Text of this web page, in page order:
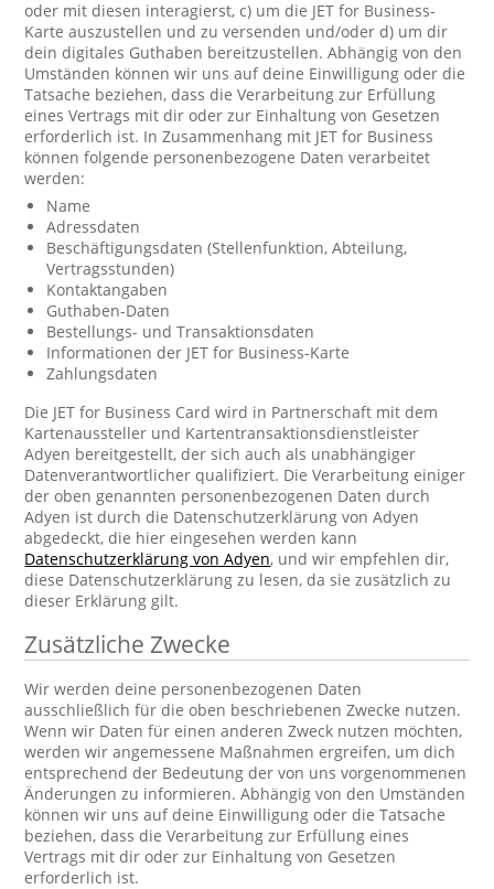
oder mit diesen interagierst, c) um die JET for Business-
Karte auszustellen und zu versenden und/oder d) um dir
dein digitales Guthaben bereitzustellen. Abhängig von den
Umständen können wir uns auf deine Einwilligung oder die
Tatsache beziehen, dass die Verarbeitung zur Erfüllung
eines Vertrags mit dir oder zur Einhaltung von Gesetzen
erforderlich ist. In Zusammenhang mit JET for Business
können folgende personenbezogene Daten verarbeitet
werden:
Name
Adressdaten
Beschäftigungsdaten (Stellenfunktion, Abteilung,
Vertragsstunden)
Kontaktangaben
Guthaben-Daten
Bestellungs- und Transaktionsdaten
Informationen der JET for Business-Karte
Zahlungsdaten
Die JET for Business Card wird in Partnerschaft mit dem
Kartenaussteller und Kartentransaktionsdienstleister
Adyen bereitgestellt, der sich auch als unabhängiger
Datenverantwortlicher qualifiziert. Die Verarbeitung einiger
der oben genannten personenbezogenen Daten durch
Adyen ist durch die Datenschutzerklärung von Adyen
abgedeckt, die hier eingesehen werden kann
Datenschutzerklärung von Adyen, und wir empfehlen dir,
diese Datenschutzerklärung zu lesen, da sie zusätzlich zu
dieser Erklärung gilt.
Zusätzliche Zwecke
Wir werden deine personenbezogenen Daten
ausschließlich für die oben beschriebenen Zwecke nutzen.
Wenn wir Daten für einen anderen Zweck nutzen möchten,
werden wir angemessene Maßnahmen ergreifen, um dich
entsprechend der Bedeutung der von uns vorgenommenen
Änderungen zu informieren. Abhängig von den Umständen
können wir uns auf deine Einwilligung oder die Tatsache
beziehen, dass die Verarbeitung zur Erfüllung eines
Vertrags mit dir oder zur Einhaltung von Gesetzen
erforderlich ist.